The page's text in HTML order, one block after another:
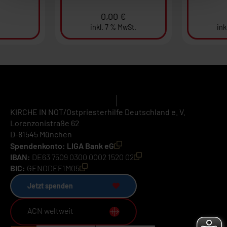
0,00 €
inkl. 7 % MwSt.
KIRCHE IN NOT/Ostpriesterhilfe Deutschland e. V.
Lorenzonistraße 62
D-81545 München
Spendenkonto: LIGA Bank eG
IBAN: DE63 7509 0300 0002 1520 02
BIC: GENODEF1M05
Jetzt spenden
ACN weltweit